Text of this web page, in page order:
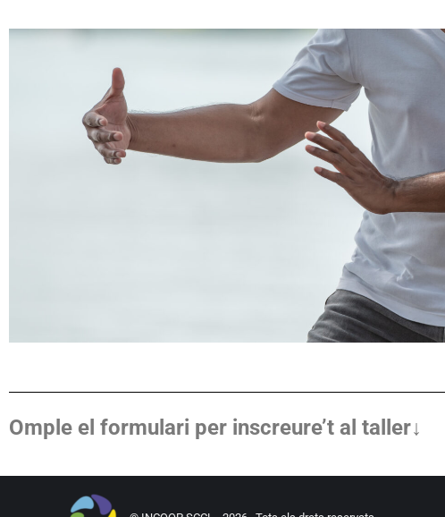
Omple el formulari per inscreure’t al taller↓